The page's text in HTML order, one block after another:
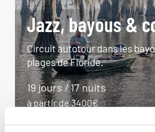
Jazz, bayous &
Circuit autotour dans les
plages de Floride.
19 jours / 17 nuits
à partir de 3400€